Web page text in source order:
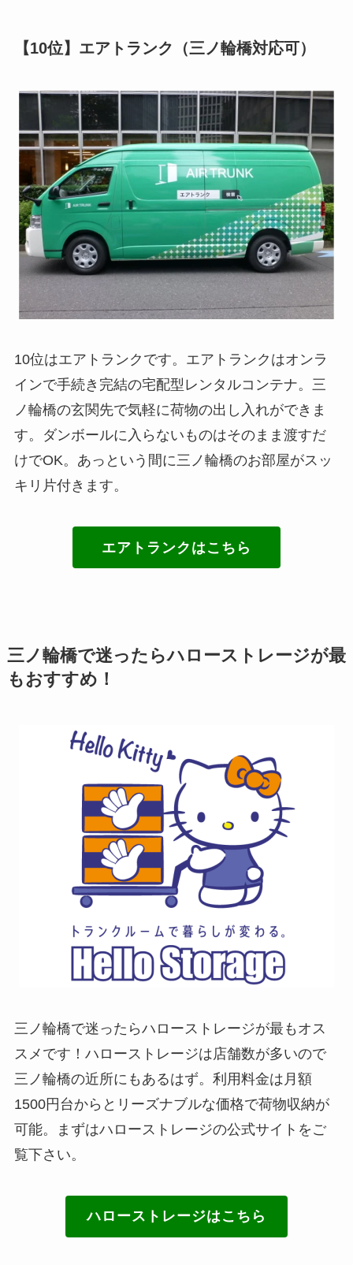
【10位】エアトランク（三ノ輪橋対応可）
10位はエアトランクです。エアトランクはオンラ
インで手続き完結の宅配型レンタルコンテナ。三
ノ輪橋の玄関先で気軽に荷物の出し入れができま
す。ダンボールに入らないものはそのまま渡すだ
けでOK。あっという間に三ノ輪橋のお部屋がスッ
キリ片付きます。
エアトランクはこちら
三ノ輪橋で迷ったらハローストレージが最
もおすすめ！
三ノ輪橋で迷ったらハローストレージが最もオス
スメです！ハローストレージは店舗数が多いので
三ノ輪橋の近所にもあるはず。利用料金は月額
1500円台からとリーズナブルな価格で荷物収納が
可能。まずはハローストレージの公式サイトをご
覧下さい。
ハローストレージはこちら